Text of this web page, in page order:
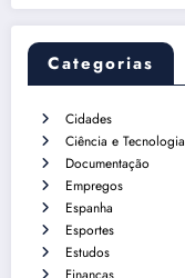
Categorias
Cidades
Ciência e Tecnologia
Documentação
Empregos
Espanha
Esportes
Estudos